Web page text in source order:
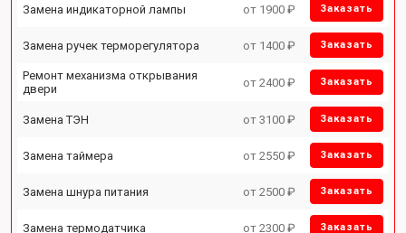
Замена индикаторной лампы от 1900 ₽ Заказать
Замена ручек терморегулятора от 1400 ₽ Заказать
Ремонт механизма открывания
двери
от 2400 ₽ Заказать
Замена ТЭН от 3100 ₽ Заказать
Замена таймера от 2550 ₽ Заказать
Замена шнура питания от 2500 ₽ Заказать
Замена термодатчика от 2300 ₽ Заказать